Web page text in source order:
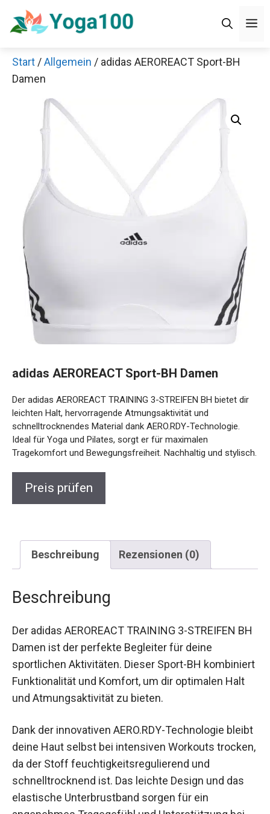
Inhalt
Start /Allgemein / adidas AEROREACT Sport-BH
Damen
leichten Halt, hervorragende Atmungsaktivität und
schnelltrocknendes Material dank AERO.RDY-Technologie.
Ideal für Yoga und Pilates, sorgt er für maximalen
Tragekomfort und Bewegungsfreiheit. Nachhaltig und
stylisch.
Preis prüfen
Beschreibung Rezensionen (0)
Beschreibung
Der adidas AEROREACT TRAINING 3-STREIFEN
BH Damen ist der perfekte Begleiter für deine
sportlichen Aktivitäten. Dieser Sport-BH
kombiniert Funktionalität und Komfort, um dir
optimalen Halt und Atmungsaktivität zu bieten.
Dank der innovativen AERO.RDY-Technologie
bleibt deine Haut selbst bei intensiven Workouts
trocken, da der Stoff feuchtigkeitsregulierend
und schnelltrocknend ist. Das leichte Design und
das elastische Unterbrustband sorgen für ein
Jetzt anschauen